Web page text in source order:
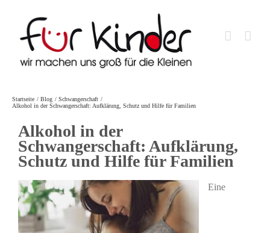
content
Startseite Blog
Schwangerschaft
Alkohol in der Schwangerschaft: Aufklärung, Schutz und Hilfe für Familien
Alkohol in der
Schwangerschaft: Aufklärung,
Schutz und Hilfe für Familien
Eine